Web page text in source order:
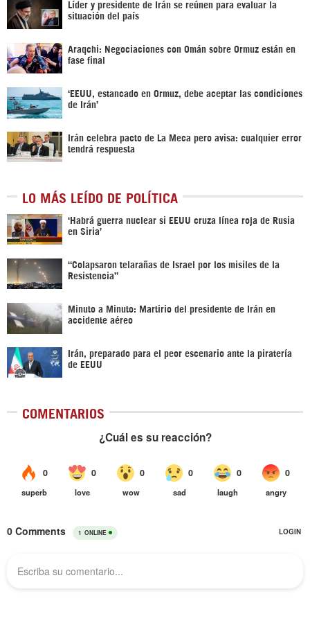
Líder y presidente de Irán se reúnen para evaluar la
situación del país
Araqchi: Negociaciones con Omán sobre Ormuz están en
fase final
‘EEUU, estancado en Ormuz, debe aceptar las condiciones
de Irán’
Irán celebra pacto de La Meca pero avisa: cualquier error
tendrá respuesta
LO MÁS LEÍDO DE POLÍTICA
‎‘Habrá guerra nuclear si EEUU cruza línea roja de Rusia
en Siria’‎
“Colapsaron telarañas de Israel por los misiles de la
Resistencia”
Minuto a Minuto: Martirio del presidente de Irán en
accidente aéreo
Irán, preparado para el peor escenario ante la piratería
de EEUU
COMENTARIOS